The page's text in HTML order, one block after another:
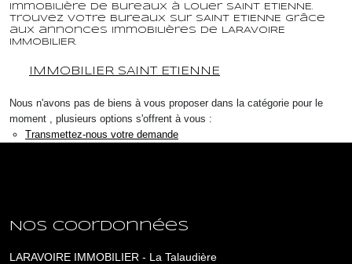
immobilière de Bureaux à louer SAINT ETIENNE.
Trouvez votre Bureaux sur SAINT ETIENNE grâce
aux annonces immobilières de LARAVOIRE
IMMOBILIER.
IMMOBILIER SAINT ETIENNE
Nous n'avons pas de biens à vous proposer dans la catégorie pour le
moment , plusieurs options s'offrent à vous :
Transmettez-nous votre demande
Nos coordonnées
LARAVOIRE IMMOBILIER - La Talaudière